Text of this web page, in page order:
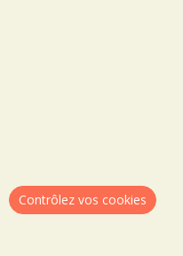
Contrôlez vos cookies